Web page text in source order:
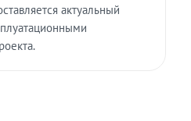
актуальный